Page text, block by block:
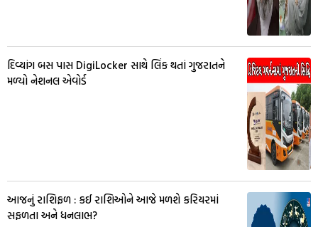
દિવ્યાંગ બસ પાસ DigiLocker સાથે લિંક થતાં ગુજરાતને
મળ્યો નેશનલ એવોર્ડ
આજનું રાશિફળ : કઈ રાશિઓને આજે મળશે કરિયરમાં
સફળતા અને ધનલાભ?